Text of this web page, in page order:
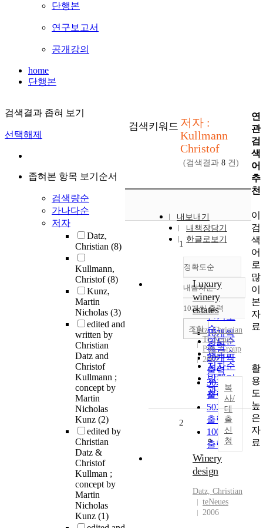
단행본
연구보고서
공개강의
home
단행본
검색결과 좁혀 보기
선택해제
좁혀본 항목 보기순서
검색량순
가나다순
저자
Datz,
Christian (8)
Kullmann,
Christof(8)
Kunz,
Martin
Nicholas (3)
edited and
written by
Christian
Datz and
Christof
Kullmann ;
concept by
Martin
Nicholas
Kunz (2)
edited by
Christian
Datz &
Christof
Kullman ;
concept by
Martin
Nicholas
Kunz (1)
검색키워드 저자 :
Kullmann
Christof
(검색결과 8 건)
내보내기
내책장담기
한글로보기
정확도순
정확도
순
인기도
순
연도순
제목순
저자순
발행기
관순
내림차순
내림차순
10개씩 출력
10개씩
출력
20개씩
출력
30개씩
출력
50개씩
출력
100개씩
출력
조회
1
Luxury
winery
estates
Datz, Christian
Te Neues
Pub. Group
2007
복
사/
대
출
신
청
2
Winery
design
Datz, Christian
teNeues
2006
연
관
검
색
어
추
천
이
검
색
어
로
많
이
본
자
료
활
용
도
높
은
자
료